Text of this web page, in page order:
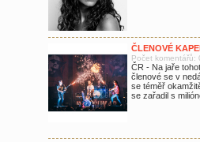
ČLENOVÉ
Počet komentářů:
ČR - Na jaře
členové se v
se téměř
se zařadil s